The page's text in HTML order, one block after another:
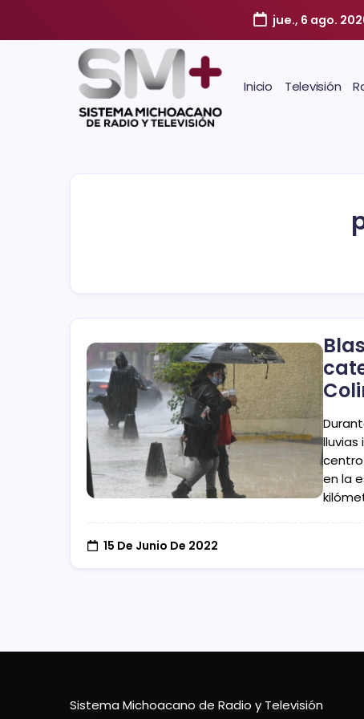
jue., 6 ago.
Inicio Televisión
lluvias
en la
15 De Junio De 2022
Sistema Michoacano de Radio y Televisión